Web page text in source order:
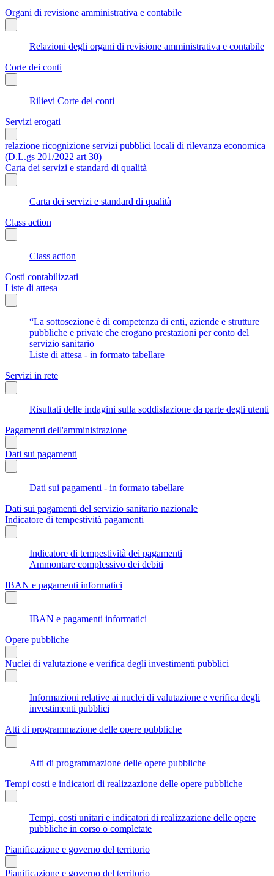
Organi di revisione amministrativa e contabile
Relazioni degli organi di revisione amministrativa e contabile
Corte dei conti
Rilievi Corte dei conti
Servizi erogati
relazione ricognizione servizi pubblici locali di rilevanza economica
(D.L.gs 201/2022 art 30)
Carta dei servizi e standard di qualità
Carta dei servizi e standard di qualità
Class action
Class action
Costi contabilizzati
Liste di attesa
“La sottosezione è di competenza di enti, aziende e strutture
pubbliche e private che erogano prestazioni per conto del
servizio sanitario
Liste di attesa - in formato tabellare
Servizi in rete
Risultati delle indagini sulla soddisfazione da parte degli utenti
Pagamenti dell'amministrazione
Dati sui pagamenti
Dati sui pagamenti - in formato tabellare
Dati sui pagamenti del servizio sanitario nazionale
Indicatore di tempestività pagamenti
Indicatore di tempestività dei pagamenti
Ammontare complessivo dei debiti
IBAN e pagamenti informatici
IBAN e pagamenti informatici
Opere pubbliche
Nuclei di valutazione e verifica degli investimenti pubblici
Informazioni relative ai nuclei di valutazione e verifica degli
investimenti pubblici
Atti di programmazione delle opere pubbliche
Atti di programmazione delle opere pubbliche
Tempi costi e indicatori di realizzazione delle opere pubbliche
Tempi, costi unitari e indicatori di realizzazione delle opere
pubbliche in corso o completate
Pianificazione e governo del territorio
Pianificazione e governo del territorio